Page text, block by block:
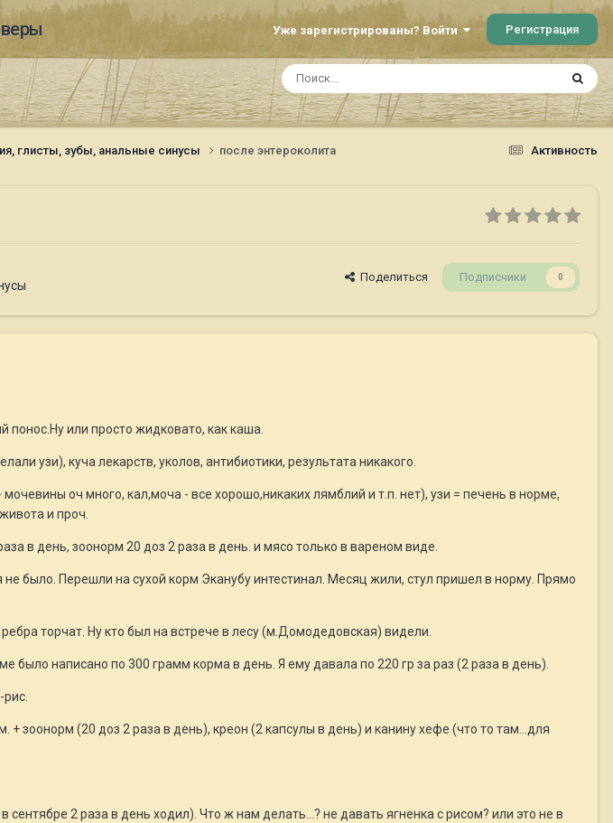
Уже зарегистрированы? Войти Регистрация
Активность
глисты, зубы, анальные синусы после энтероколита
Поделиться Подписчики 0
понос.Ну или просто жидковато, как каша.
узи), куча лекарств, уколов, антибиотики, результата никакого.
оч много, кал,моча - все хорошо,никаких лямблий и т.п. нет), узи = печень в норме,
и проч.
в день, зоонорм 20 доз 2 раза в день. и мясо только в вареном виде.
было. Перешли на сухой корм Эканубу интестинал. Месяц жили, стул пришел в норму. Прямо
торчат. Ну кто был на встрече в лесу (м.Домодедовская) видели.
написано по 300 грамм корма в день. Я ему давала по 220 гр за раз (2 раза в день).
+ зоонорм (20 доз 2 раза в день), креон (2 капсулы в день) и канину хефе (что то там...для
2 раза в день ходил). Что ж нам делать...? не давать ягненка с рисом? или это не в